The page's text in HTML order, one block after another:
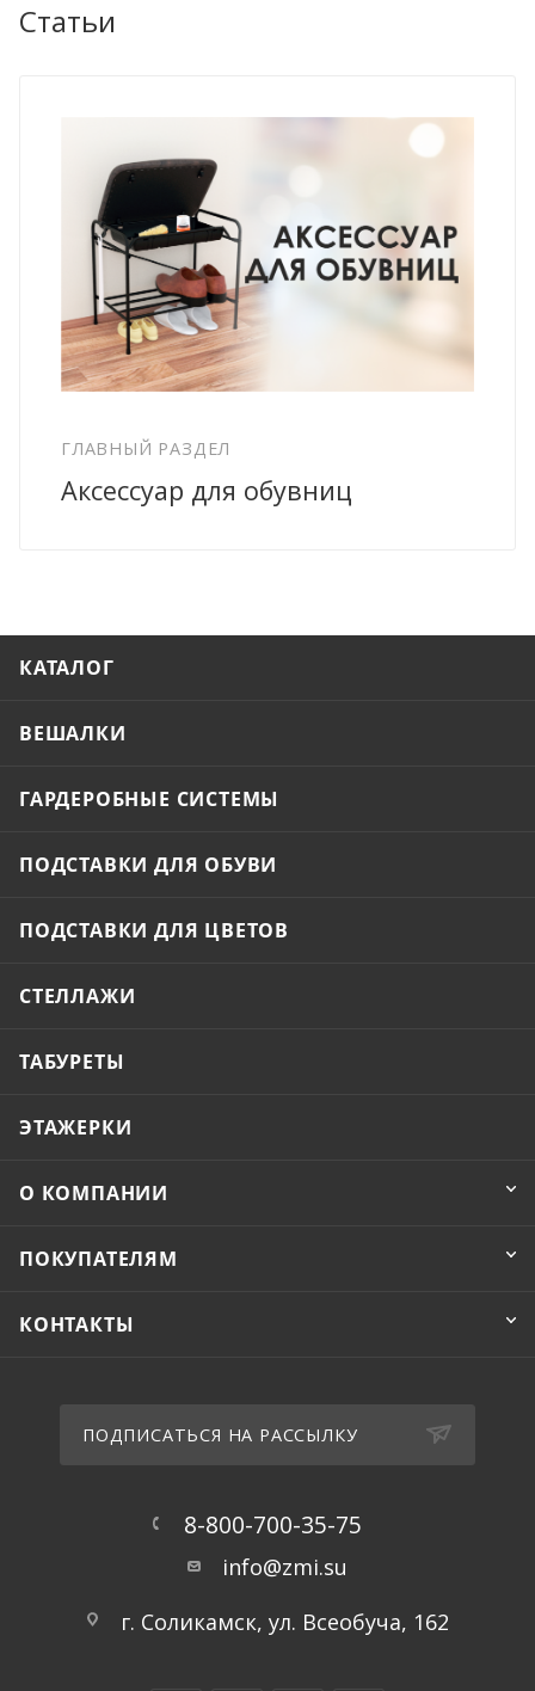
Статьи
ГЛАВНЫЙ РАЗДЕЛ
Аксессуар для обувниц
КАТАЛОГ
ВЕШАЛКИ
ГАРДЕРОБНЫЕ СИСТЕМЫ
ПОДСТАВКИ ДЛЯ ОБУВИ
ПОДСТАВКИ ДЛЯ ЦВЕТОВ
СТЕЛЛАЖИ
ТАБУРЕТЫ
ЭТАЖЕРКИ
О КОМПАНИИ
ПОКУПАТЕЛЯМ
КОНТАКТЫ
ПОДПИСАТЬСЯ НА РАССЫЛКУ
8-800-700-35-75
info@zmi.su
г. Соликамск, ул. Всеобуча, 162